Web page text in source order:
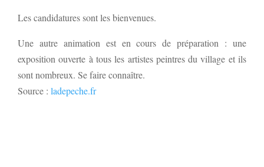
Les candidatures sont les bienvenues.
Une autre animation est en cours de préparation : une
exposition ouverte à tous les artistes peintres du village et ils
sont nombreux. Se faire connaître.
Source : ladepeche.fr